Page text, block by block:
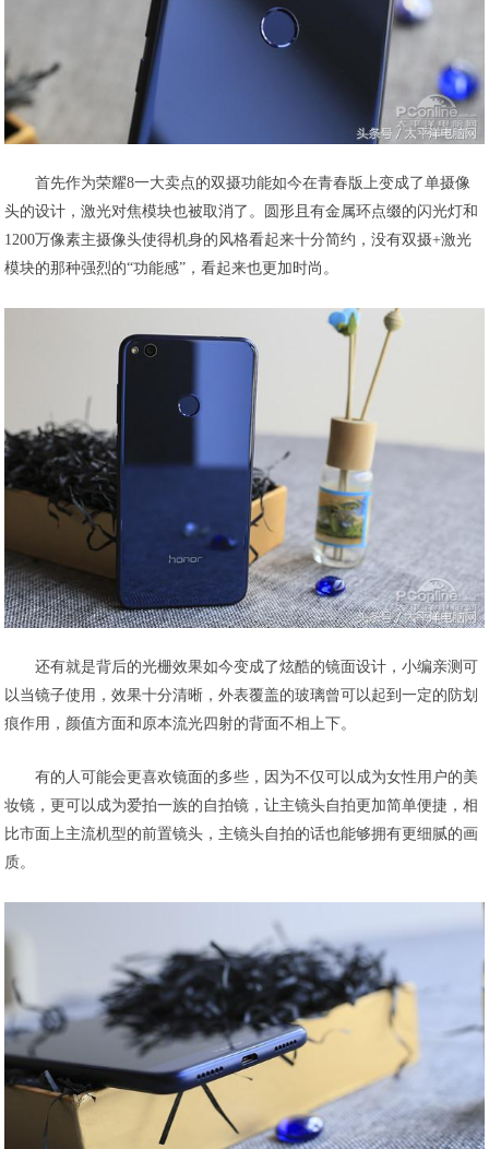
首先作为荣耀8一大卖点的双摄功能如今在青春版上变成了单摄像
头的设计，激光对焦模块也被取消了。圆形且有金属环点缀的闪光灯和
1200万像素主摄像头使得机身的风格看起来十分简约，没有双摄+激光
模块的那种强烈的“功能感”，看起来也更加时尚。
还有就是背后的光栅效果如今变成了炫酷的镜面设计，小编亲测可
以当镜子使用，效果十分清晰，外表覆盖的玻璃曾可以起到一定的防划
痕作用，颜值方面和原本流光四射的背面不相上下。
有的人可能会更喜欢镜面的多些，因为不仅可以成为女性用户的美
妆镜，更可以成为爱拍一族的自拍镜，让主镜头自拍更加简单便捷，相
比市面上主流机型的前置镜头，主镜头自拍的话也能够拥有更细腻的画
质。